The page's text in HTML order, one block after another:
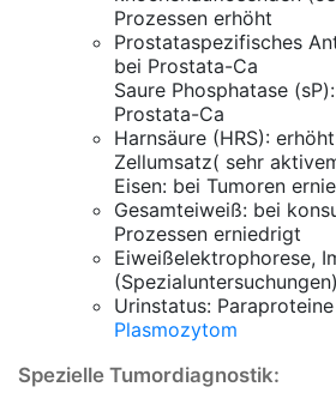
Prozessen erhöht
Prostataspezifisches
bei Prostata-Ca
Saure Phosphatase
Prostata-Ca
Harnsäure (HRS):
Zellumsatz( sehr
Eisen: bei Tumoren
Gesamteiweiß: bei
Prozessen erniedrigt
Eiweißelektrophorese,
(Spezialuntersuchungen)
Urinstatus:
Plasmozytom
Spezielle Tumordiagnostik: